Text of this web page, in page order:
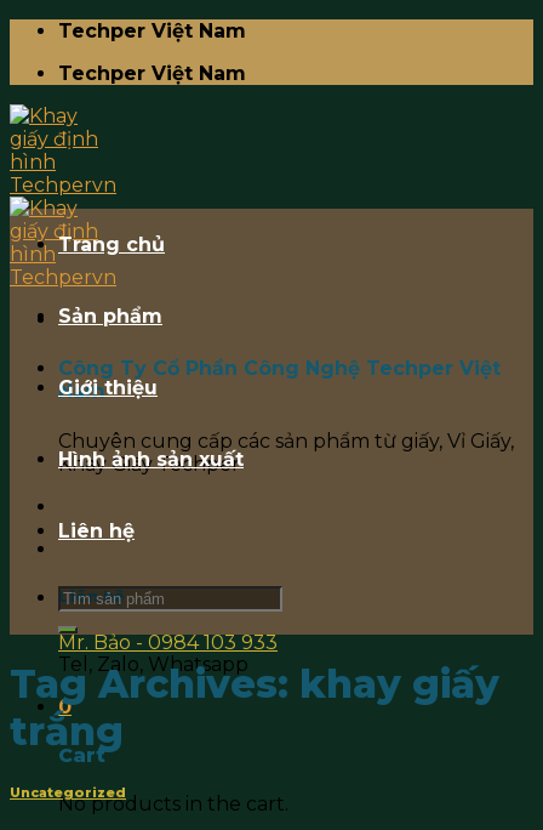
Skip
content
Techper Việt Nam
Techper Việt Nam
Công Ty Cổ Phần Công Nghệ Techper Việt
Nam
Chuyên cung cấp các sản phẩm từ giấy, Vỉ Giấy,
Khay Giấy Techper
Liên hệ
Mr. Bảo - 0984 103 933
Tel, Zalo, Whatsapp
0
Cart
No products in the cart.
Trang chủ
Sản phẩm
Giới thiệu
Hình ảnh sản xuất
Liên hệ
Search
for:
Tag Archives: khay giấy
trắng
Uncategorized